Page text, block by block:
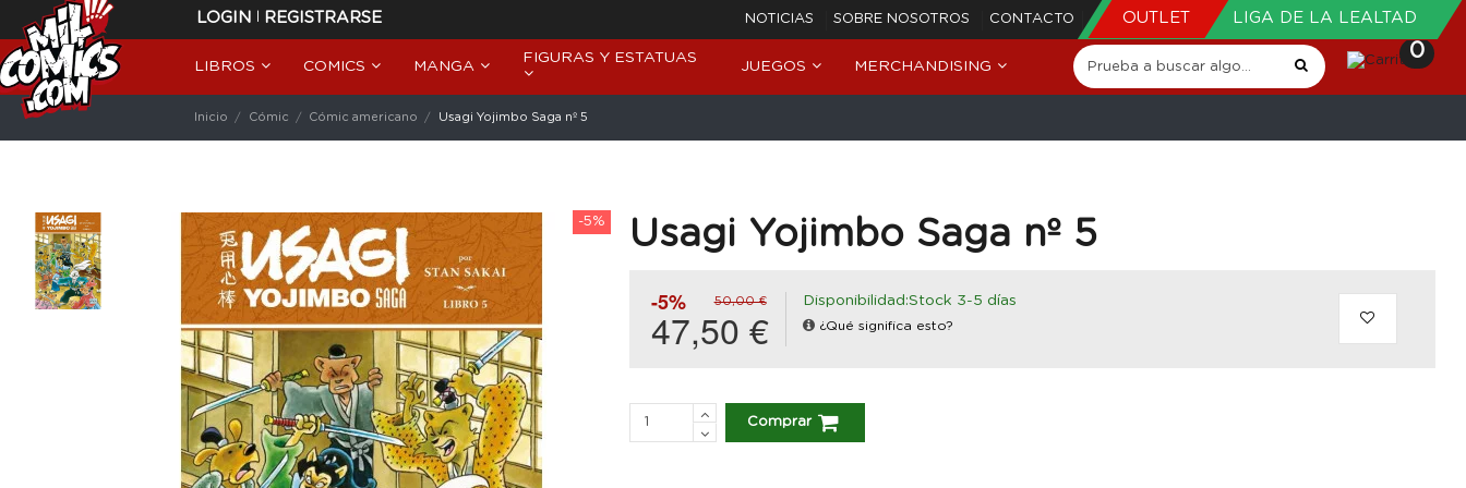
LOGIN | REGISTRARSE NOTICIAS SOBRE NOSOTROS CONTACTO OUTLET LIGA DE LA LEALTAD
LIBROS COMICS MANGA
FIGURAS Y ESTATUAS
JUEGOS MERCHANDISING
0
Inicio Cómic Cómic americano Usagi Yojimbo Saga nº 5
-5% Usagi Yojimbo Saga nº 5
-5% 50,00 €
47,50 €
Disponibilidad:Stock 3-5 días
¿Qué significa esto?
Comprar